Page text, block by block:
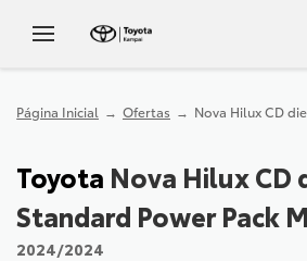
Página Inicial Ofertas Nova Hilux CD
Toyota Nova Hilux CD
Standard Power Pack
2024/2024